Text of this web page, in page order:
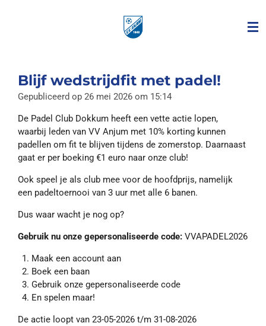
Blijf wedstrijdfit met padel!
Gepubliceerd op 26 mei 2026 om 15:14
De Padel Club Dokkum heeft een vette actie lopen,
waarbij leden van VV Anjum met 10% korting kunnen
padellen om fit te blijven tijdens de zomerstop. Daarnaast
gaat er per boeking €1 euro naar onze club!
Ook speel je als club mee voor de hoofdprijs, namelijk
een padeltoernooi van 3 uur met alle 6 banen.
Dus waar wacht je nog op?
Gebruik nu onze gepersonaliseerde code: VVAPADEL2026
Maak een account aan
Boek een baan
Gebruik onze gepersonaliseerde code
En spelen maar!
De actie loopt van 23-05-2026 t/m 31-08-2026